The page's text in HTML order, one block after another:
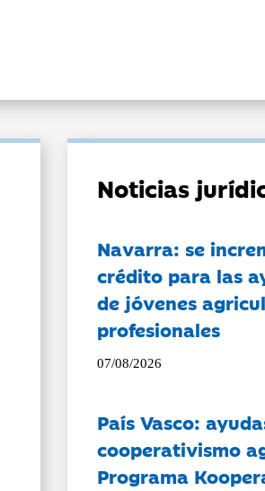
Noticias
Navarra: se
crédito para las
de jóvenes
profesionales
07/08/2026
País Vasco:
cooperativismo
Programa